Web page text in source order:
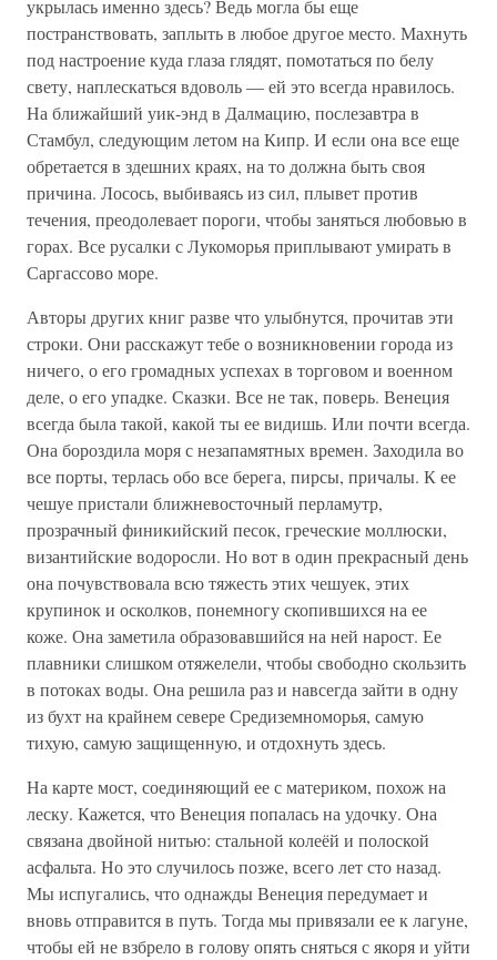
укрылась именно здесь? Ведь могла бы еще
постранствовать, заплыть в любое другое место. Махнуть
под настроение куда глаза глядят, помотаться по белу
свету, наплескаться вдоволь — ей это всегда нравилось.
На ближайший уик-энд в Далмацию, послезавтра в
Стамбул, следующим летом на Кипр. И если она все еще
обретается в здешних краях, на то должна быть своя
причина. Лосось, выбиваясь из сил, плывет против
течения, преодолевает пороги, чтобы заняться любовью в
горах. Все русалки с Лукоморья приплывают умирать в
Саргассово море.
Авторы других книг разве что улыбнутся, прочитав эти
строки. Они расскажут тебе о возникновении города из
ничего, о его громадных успехах в торговом и военном
деле, о его упадке. Сказки. Все не так, поверь. Венеция
всегда была такой, какой ты ее видишь. Или почти всегда.
Она бороздила моря с незапамятных времен. Заходила во
все порты, терлась обо все берега, пирсы, причалы. К ее
чешуе пристали ближневосточный перламутр,
прозрачный финикийский песок, греческие моллюски,
византийские водоросли. Но вот в один прекрасный день
она почувствовала всю тяжесть этих чешуек, этих
крупинок и осколков, понемногу скопившихся на ее
коже. Она заметила образовавшийся на ней нарост. Ее
плавники слишком отяжелели, чтобы свободно скользить
в потоках воды. Она решила раз и навсегда зайти в одну
из бухт на крайнем севере Средиземноморья, самую
тихую, самую защищенную, и отдохнуть здесь.
На карте мост, соединяющий ее с материком, похож на
леску. Кажется, что Венеция попалась на удочку. Она
связана двойной нитью: стальной колеёй и полоской
асфальта. Но это случилось позже, всего лет сто назад.
Мы испугались, что однажды Венеция передумает и
вновь отправится в путь. Тогда мы привязали ее к лагуне,
чтобы ей не взбрело в голову опять сняться с якоря и уйти